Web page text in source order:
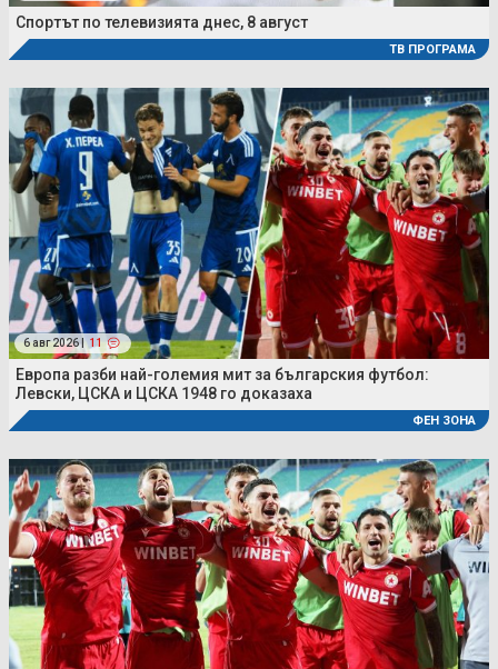
Спортът по телевизията днес, 8 август
ТВ ПРОГРАМА
6 авг 2026 | 11
Европа разби най-големия мит за българския футбол:
Левски, ЦСКА и ЦСКА 1948 го доказаха
ФЕН ЗОНА